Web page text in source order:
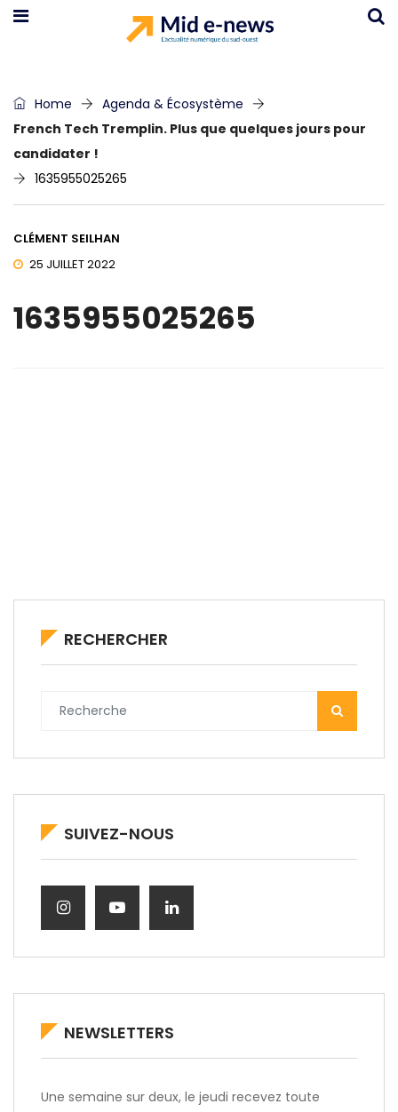
Home
Agenda & Écosystème
French Tech Tremplin. Plus que quelques jours pour
candidater !
1635955025265
CLÉMENT SEILHAN
25 JUILLET 2022
1635955025265
RECHERCHER
SUIVEZ-NOUS
NEWSLETTERS
Une semaine sur deux, le jeudi recevez toute